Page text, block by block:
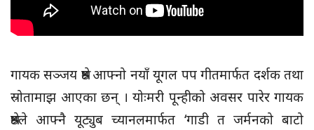
गायक सञ्जय श्रेष्ठ आफ्नो नयाँ यूगल पप गीतमार्फत दर्शक तथा
स्रोतामाझ आएका छन् । योःमरी पून्हीको अवसर पारेर गायक
श्रेष्ठले आफ्नै यूट्युब च्यानलमार्फत ‘गाडी त जर्मनको बाटो